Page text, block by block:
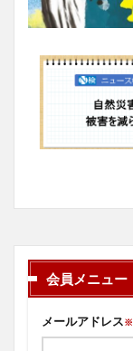
会員メニュー
メールアドレス※